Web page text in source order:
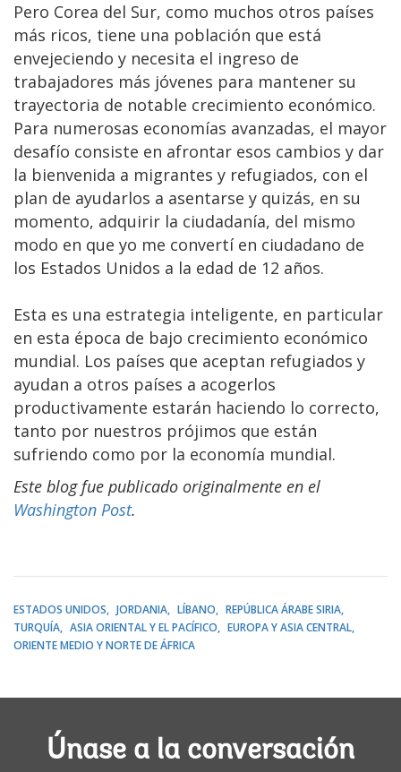
Pero Corea del Sur, como muchos otros países
más ricos, tiene una población que está
envejeciendo y necesita el ingreso de
trabajadores más jóvenes para mantener su
trayectoria de notable crecimiento económico.
Para numerosas economías avanzadas, el mayor
desafío consiste en afrontar esos cambios y dar
la bienvenida a migrantes y refugiados, con el
plan de ayudarlos a asentarse y quizás, en su
momento, adquirir la ciudadanía, del mismo
modo en que yo me convertí en ciudadano de
los Estados Unidos a la edad de 12 años.
Esta es una estrategia inteligente, en particular
en esta época de bajo crecimiento económico
mundial. Los países que aceptan refugiados y
ayudan a otros países a acogerlos
productivamente estarán haciendo lo correcto,
tanto por nuestros prójimos que están
sufriendo como por la economía mundial.
Este blog fue publicado originalmente en el
Washington Post.
ESTADOS UNIDOS JORDANIA LÍBANO
REPÚBLICA ÁRABE SIRIA
TURQUÍA
ASIA ORIENTAL Y EL PACÍFICO
EUROPA Y ASIA CENTRAL
ORIENTE MEDIO Y NORTE DE ÁFRICA
Únase a la conversación